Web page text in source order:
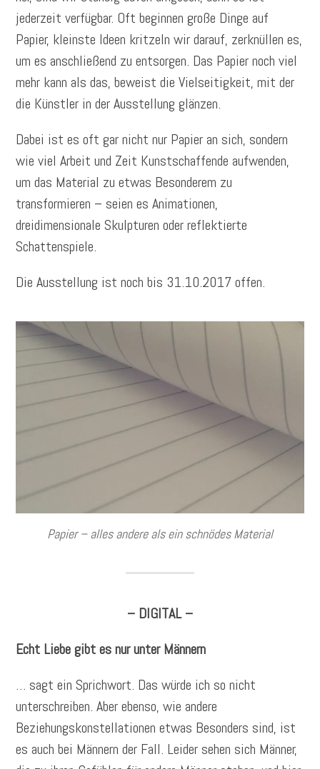
jederzeit verfügbar. Oft beginnen große Dinge auf
Papier, kleinste Ideen kritzeln wir darauf, zerknüllen es,
um es anschließend zu entsorgen. Das Papier noch viel
mehr kann als das, beweist die Vielseitigkeit, mit der
die Künstler in der Ausstellung glänzen.
Dabei ist es oft gar nicht nur Papier an sich, sondern
wie viel Arbeit und Zeit Kunstschaffende aufwenden,
um das Material zu etwas Besonderem zu
transformieren – seien es Animationen,
dreidimensionale Skulpturen oder reflektierte
Schattenspiele.
Die Ausstellung ist noch bis 31.10.2017 offen.
Papier – alles andere als ein schnödes Material
– DIGITAL –
Echt Liebe gibt es nur unter Männern
… sagt ein Sprichwort. Das würde ich so nicht
unterschreiben. Aber ebenso, wie andere
Beziehungskonstellationen etwas Besonders sind, ist
es auch bei Männern der Fall. Leider sehen sich Männer,